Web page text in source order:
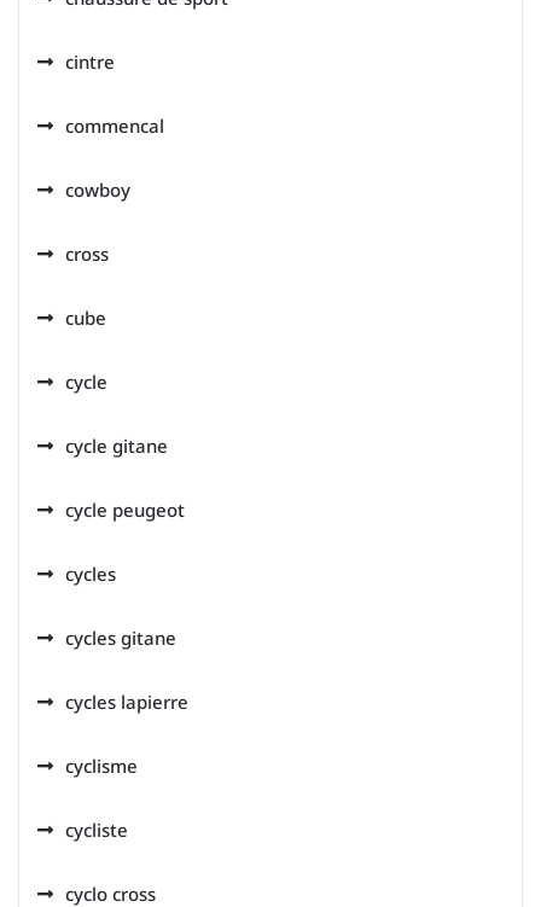
cintre
commencal
cowboy
cross
cube
cycle
cycle gitane
cycle peugeot
cycles
cycles gitane
cycles lapierre
cyclisme
cycliste
cyclo cross